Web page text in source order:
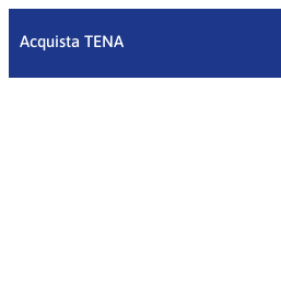
Vai
contenuto
Acquista TENA